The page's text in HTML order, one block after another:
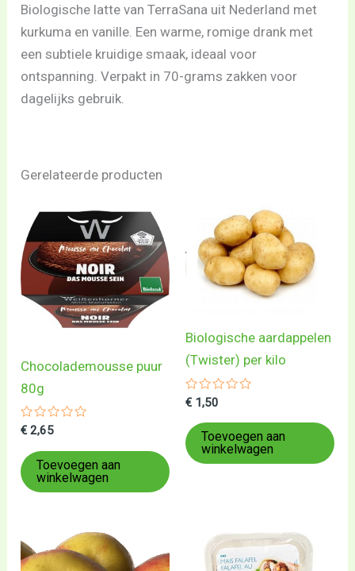
Biologische latte van TerraSana uit Nederland met
kurkuma en vanille. Een warme, romige drank met
een subtiele kruidige smaak, ideaal voor
ontspanning. Verpakt in 70-grams zakken voor
dagelijks gebruik.
Gerelateerde producten
Chocolademousse puur
80g
Gewaardeerd
uit
5
€ 2,65
Toevoegen aan
winkelwagen
Biologische aardappelen
(Twister) per kilo
Gewaardeerd
uit
5
€ 1,50
Toevoegen aan
winkelwagen